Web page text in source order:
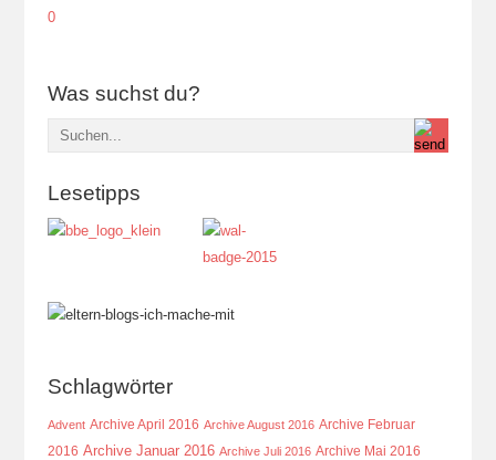
Was suchst du?
Lesetipps
Schlagwörter
Advent Archive April 2016 Archive August 2016 Archive Februar
2016 Archive Januar 2016 Archive Juli 2016 Archive Mai 2016